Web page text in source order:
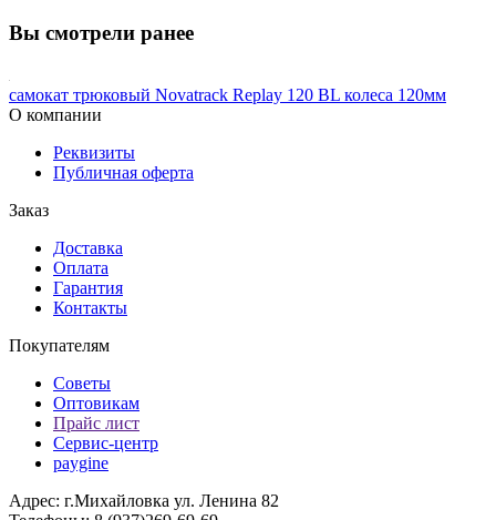
Вы смотрели ранее
самокат трюковый Novatrack Replay 120 BL колеса 120мм
О компании
Реквизиты
Публичная оферта
Заказ
Доставка
Оплата
Гарантия
Контакты
Покупателям
Советы
Оптовикам
Прайс лист
Сервис-центр
paygine
Адрес: г.Михайловка ул. Ленина 82